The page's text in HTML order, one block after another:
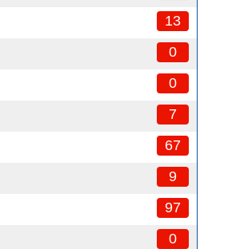
13
0
0
7
67
9
97
0